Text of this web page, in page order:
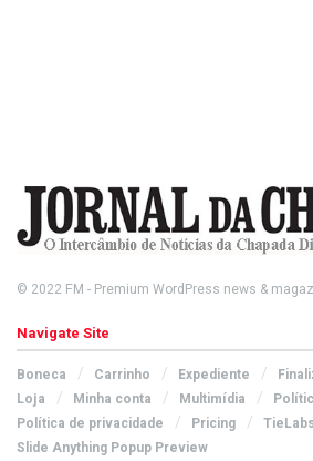
© 2022 FM - Premium WordPress news &
Navigate Site
Boneca Carrinho Expediente
Loja
Minha conta Multimídia
Política de privacidade
Pricing
Slide Anything Popup Preview